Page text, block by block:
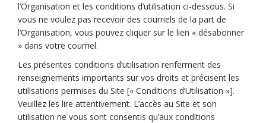
l’Organisation et les conditions d’utilisation ci-dessous. Si
vous ne voulez pas recevoir des courriels de la part de
l’Organisation, vous pouvez cliquer sur le lien « désabonner
» dans votre courriel.
Les présentes conditions d’utilisation renferment des
renseignements importants sur vos droits et précisent les
utilisations permises du Site [« Conditions d’Utilisation »].
Veuillez les lire attentivement. L’accès au Site et son
utilisation ne vous sont consentis qu’aux conditions